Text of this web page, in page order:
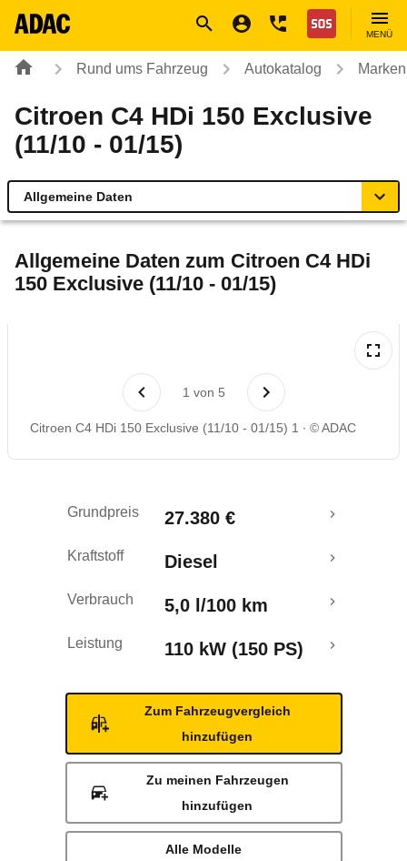
Nothilfe
MENÜ
Rund ums Fahrzeug Autokatalog
Citroen C4 HDi 150 Exclusive
(11/10 - 01/15)
Allgemeine Daten
Technische Daten
Laufende Kosten
Allgemeine Daten zum Citroen C4 HDi
150 Exclusive (11/10 - 01/15)
1 von 5
Citroen C4 HDi 150 Exclusive (11/10 - 01/15) 1 © ADAC
Grundpreis 27.380 €
Kraftstoff Diesel
Verbrauch 5,0 l/100 km
Leistung 110 kW (150 PS)
Zum Fahrzeugvergleich
hinzufügen
Zu meinen Fahrzeugen
hinzufügen
Alle Modelle